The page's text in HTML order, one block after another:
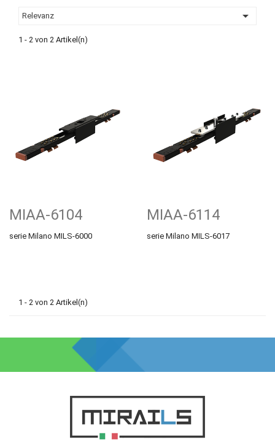
Relevanz 
1 - 2 von 2 Artikel(n)
MIAA-6104
serie Milano MILS-6000
MIAA-6114
serie Milano MILS-6017
1 - 2 von 2 Artikel(n)